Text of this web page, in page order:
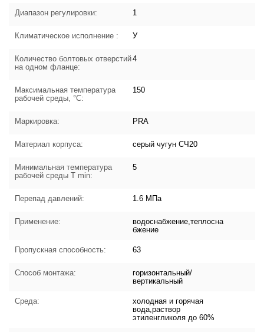
Диапазон регулировки: 1
Климатическое исполнение : У
Количество болтовых отверстий
на одном фланце:
4
Максимальная температура
рабочей среды, °С:
150
Маркировка: PRA
Материал корпуса: серый чугун СЧ20
Минимальная температура
рабочей среды T min:
5
Перепад давлений: 1.6 МПа
Применение:
водоснабжение,теплосна
бжение
Пропускная способность: 63
Способ монтажа:
горизонтальный/
вертикальный
Среда:
холодная и горячая
вода,раствор
этиленгликоля до 60%